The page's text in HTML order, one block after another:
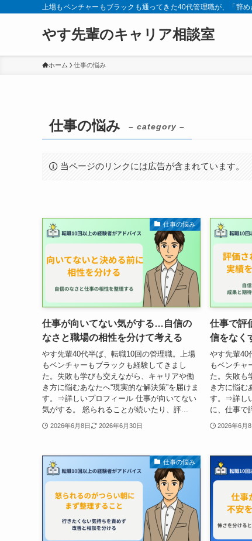
上場もベンチャーもブラックも通ってきた40代管理職が、「辞
やす先輩のキャリア相談室
ホーム 仕事の悩み
仕事の悩み – category –
当ページのリンクには広告が含まれています。
仕事の悩み
仕事が向いてない気がする…自信の
なさと職場の相性を分けて考える
やす先輩40代半ば、転職10回の管理職。上場
もベンチャーもブラックも経験してきまし
た。失敗も学びも交えながら、キャリアや働
き方に悩むあなたへ“現実的な解決策”を届けま
す。⇒詳しいプロフィール 仕事が向いてない
気がする。 怒られることが続いたり、評...
2026年6月8日 2026年6月30日
仕事で評
信をなく
やす先輩40
もベンチャ
た。失敗も
き方に悩む
す。⇒詳し
に、仕事で
2026年6月8
仕事の悩み